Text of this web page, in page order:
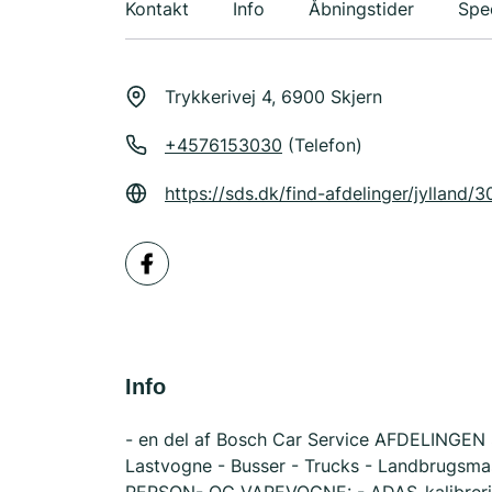
Kontakt Info Åbningstider
Trykkerivej 4, 6900 Skjern
+4576153030 (Telefon)
https://sds.dk/find-afdelinger/jylland/
Info
- en del af Bosch Car Service
Lastvogne - Busser - Trucks -